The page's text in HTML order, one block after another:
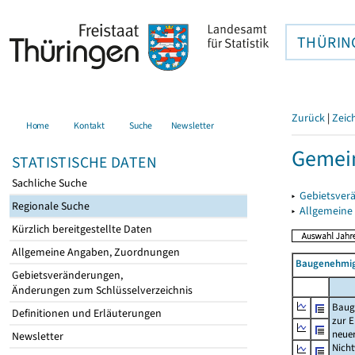
Home Kontakt Suche Newsletter
STATISTISCHE DATEN
Sachliche Suche
Regionale Suche
Kürzlich bereitgestellte Daten
Allgemeine Angaben, Zuordnungen
Gebietsveränderungen,
Änderungen zum Schlüsselverzeichnis
Definitionen und Erläuterungen
Newsletter
Zurück |
▸
▸
zur